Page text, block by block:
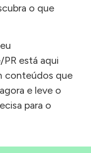
o que
está aqui
conteúdos que
e leve o
para o